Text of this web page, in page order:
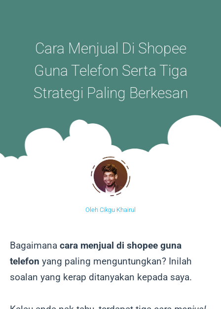
Cara Menjual Di Shopee
Guna Telefon Serta Tiga
Strategi Paling Berkesan
Oleh Cikgu Khairul
Bagaimana cara menjual di shopee guna
telefon yang paling menguntungkan? Inilah
soalan yang kerap ditanyakan kepada saya.